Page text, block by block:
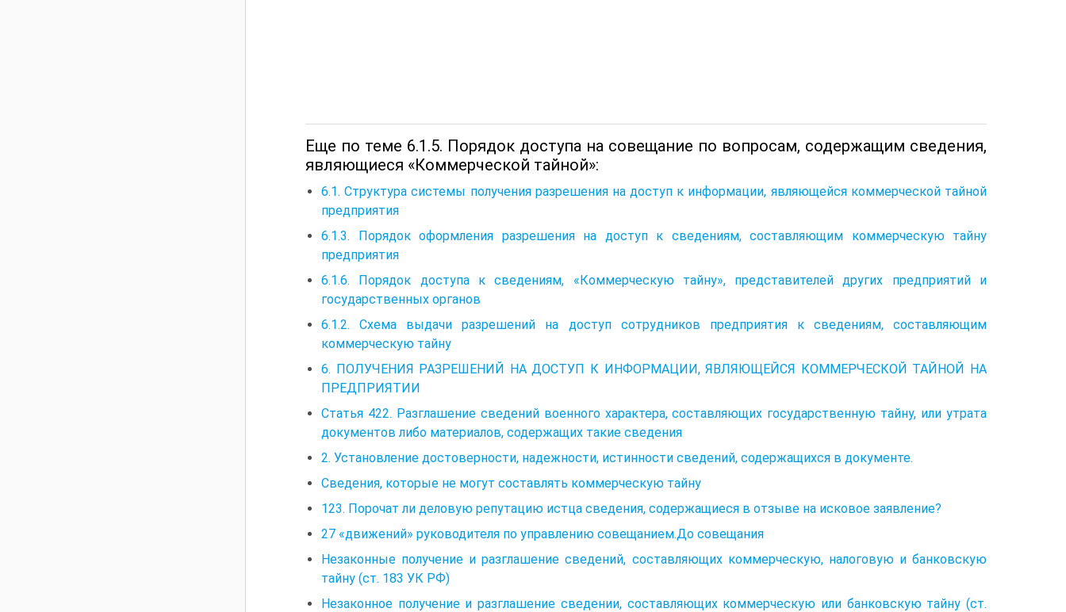
Еще по теме 6.1.5. Порядок доступа на совещание по вопросам, содержащим сведения,
являющиеся «Коммерческой тайной»:
6.1. Структура системы получения разрешения на доступ к информации, являющейся коммерческой тайной
предприятия
6.1.3. Порядок оформления разрешения на доступ к сведениям, составляющим коммерческую тайну
предприятия
6.1.6. Порядок доступа к сведениям, «Коммерческую тайну», представителей других предприятий и
государственных органов
6.1.2. Схема выдачи разрешений на доступ сотрудников предприятия к сведениям, составляющим
коммерческую тайну
6. ПОЛУЧЕНИЯ РАЗРЕШЕНИЙ НА ДОСТУП К ИНФОРМАЦИИ, ЯВЛЯЮЩЕЙСЯ КОММЕРЧЕСКОЙ ТАЙНОЙ НА
ПРЕДПРИЯТИИ
Статья 422. Разглашение сведений военного характера, составляющих государственную тайну, или утрата
документов либо материалов, содержащих такие сведения
2. Установление достоверности, надежности, истинности сведений, содержащихся в документе.
Сведения, которые не могут составлять коммерческую тайну
123. Порочат ли деловую репутацию истца сведения, содержащиеся в отзыве на исковое заявление?
27 «движений» руководителя по управлению совещанием.До совещания
Незаконные получение и разглашение сведений, составляющих коммерческую, налоговую и банковскую
тайну (ст. 183 УК РФ)
Незаконное получение и разглашение сведении, составляющих коммерческую или банковскую тайну (ст.